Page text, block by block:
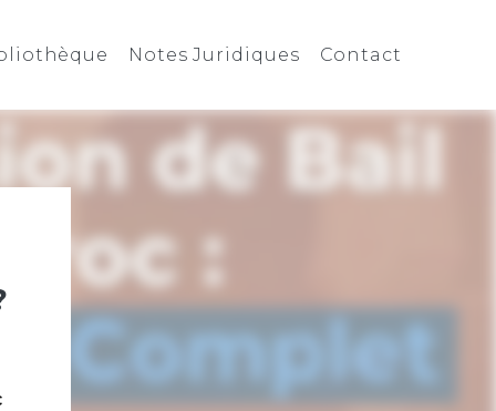
Notes Juridiques Contact